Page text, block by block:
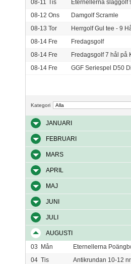
08-11 Tis
Eternellerna slaggolf
08-12 Ons
Damgolf Scramle
08-13 Tor
Herrgolf Gul tee - 9
08-14 Fre
Fredagsgolf
08-14 Fre
Fredagsgolf 7 hål på
08-14 Fre GGF Seriespel D50
Kategori
JANUARI
FEBRUARI
MARS
APRIL
MAJ
JUNI
JULI
AUGUSTI
03 Mån
Eternellerna
04 Tis
Antikrundan 10-12